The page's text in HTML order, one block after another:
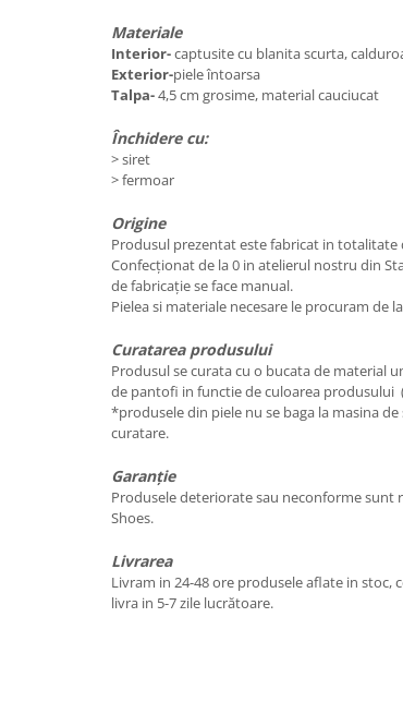
Materiale
Interior-captusite cu blanita scurta,
Exterior-piele întoarsa
Talpa-4,5 cm grosime, material cauciucat
Închidere cu:
>siret
> fermoar
Origine
Produsul prezentat este fabricat in totalitate
Confecționat de la 0 in atelierul nostru din
de fabricație se face manual.
Pielea si materiale necesare le procuram de
Curatarea produsului
Produsul se curata cu o bucata de material
de pantofi in functie de culoarea produsului
*produsele din piele nu se baga la masina
curatare.
Garanție
Produsele deteriorate sau neconforme sunt
Shoes.
Livrarea
Livram in 24-48 ore produsele aflate in stoc,
livra in 5-7 zile lucrătoare.